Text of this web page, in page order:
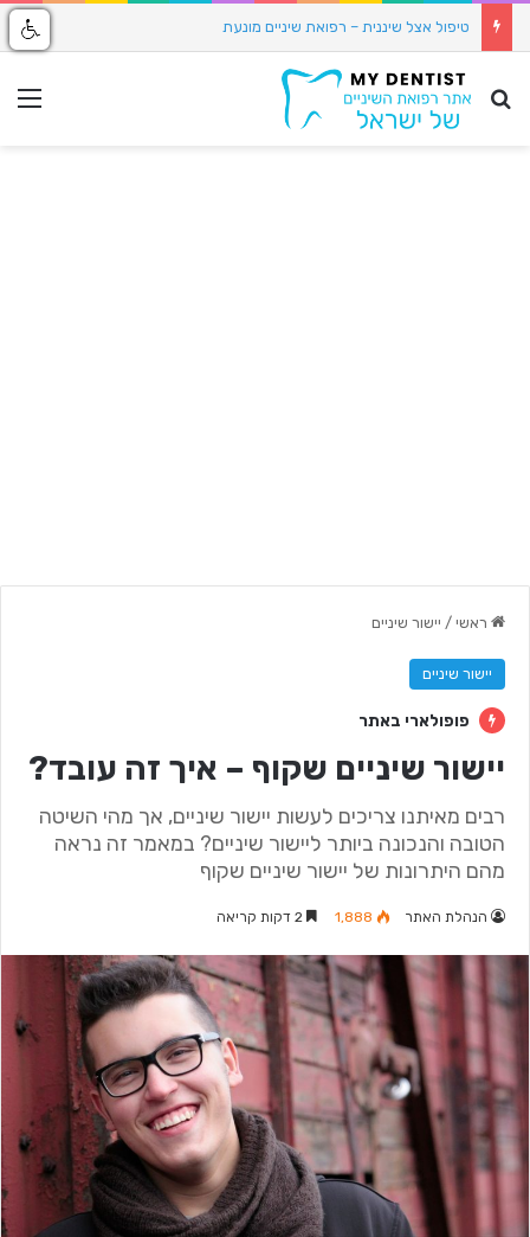
טיפול אצל שיננית – רפואת שיניים מונעת
חיפוש באתר
ראשי / יישור שיניים
יישור שיניים
פופולארי באתר
יישור שיניים שקוף – איך זה עובד?
רבים מאיתנו צריכים לעשות יישור שיניים, אך מהי השיטה
הטובה והנכונה ביותר ליישור שיניים? במאמר זה נראה
מהם היתרונות של יישור שיניים שקוף
הנהלת האתר 1,888